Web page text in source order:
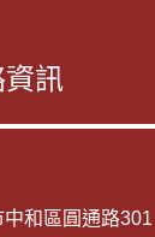
訊
和區圓通路301